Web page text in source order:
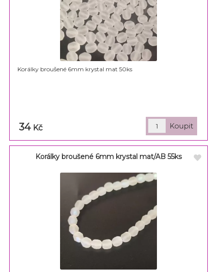
Korálky broušené 6mm krystal mat 50ks
34 Kč
Korálky broušené 6mm krystal mat/AB 55ks